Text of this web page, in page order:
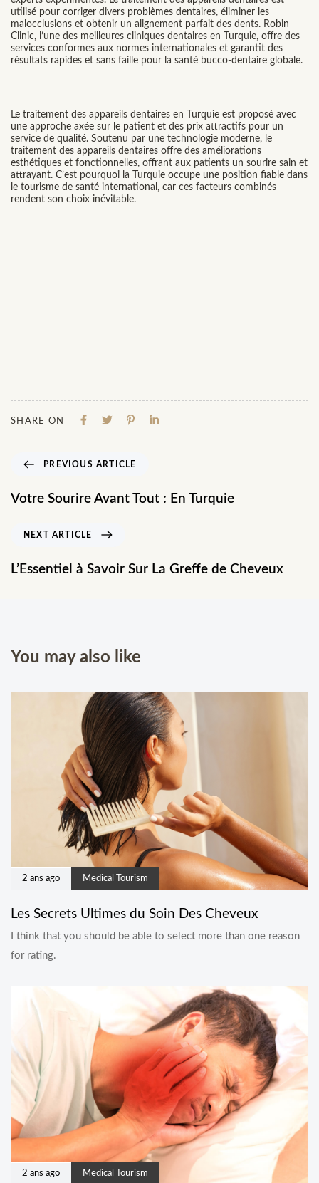
utilisé pour corriger divers problèmes dentaires, éliminer les
malocclusions et obtenir un alignement parfait des dents. Robin
Clinic, l’une des meilleures cliniques dentaires en Turquie, offre des
services conformes aux normes internationales et garantit des
résultats rapides et sans faille pour la santé bucco-dentaire globale.
Le traitement des appareils dentaires en Turquie est proposé avec
une approche axée sur le patient et des prix attractifs pour un
service de qualité. Soutenu par une technologie moderne, le
traitement des appareils dentaires offre des améliorations
esthétiques et fonctionnelles, offrant aux patients un sourire sain et
attrayant. C’est pourquoi la Turquie occupe une position fiable dans
le tourisme de santé international, car ces facteurs combinés
rendent son choix inévitable.
SHARE ON
PREVIOUS ARTICLE
Votre Sourire Avant Tout : En Turquie
NEXT ARTICLE
L’Essentiel à Savoir Sur La Greffe de Cheveux
You may also like
2 ans ago Medical Tourism
Les Secrets Ultimes du Soin Des Cheveux
I think that you should be able to select more than one reason
for rating.
2 ans ago Medical Tourism